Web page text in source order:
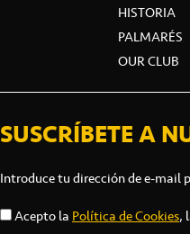
HISTORIA
PALMARÉS
OUR CLUB
SUSCRÍBETE A
Introduce tu dirección de e-mail
Acepto la Política de Cookies,